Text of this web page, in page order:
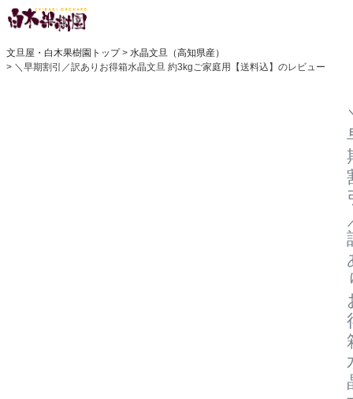
文旦屋・白木果樹園トップ
水晶文旦（高知県産）
＼早期割引／訳ありお得箱水晶文旦 約3kgご家庭用【送料込】のレビュー